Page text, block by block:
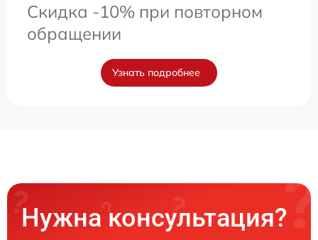
Скидка -10% при повторном
обращении
Узнать подробнее
Нужна консультация?